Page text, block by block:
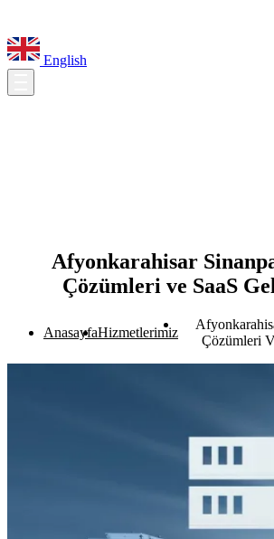
English
Afyonkarahisar
Çözümleri ve SaaS
AnasayfaHizmetlerimiz
Çözümleri